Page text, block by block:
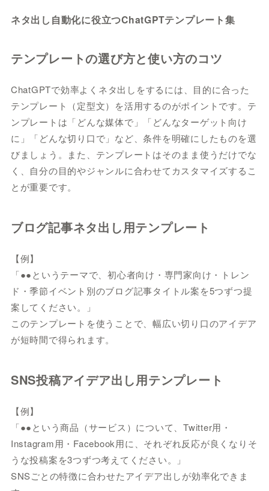
ネタ出し自動化に役立つChatGPTテンプレート集
テンプレートの選び方と使い方のコツ
ChatGPTで効率よくネタ出しをするには、目的に合った
テンプレート（定型文）を活用するのがポイントです。テ
ンプレートは「どんな媒体で」「どんなターゲット向け
に」「どんな切り口で」など、条件を明確にしたものを選
びましょう。また、テンプレートはそのまま使うだけでな
く、自分の目的やジャンルに合わせてカスタマイズするこ
とが重要です。
ブログ記事ネタ出し用テンプレート
【例】
「●●というテーマで、初心者向け・専門家向け・トレン
ド・季節イベント別のブログ記事タイトル案を5つずつ提
案してください。」
このテンプレートを使うことで、幅広い切り口のアイデア
が短時間で得られます。
SNS投稿アイデア出し用テンプレート
【例】
「●●という商品（サービス）について、Twitter用・
Instagram用・Facebook用に、それぞれ反応が良くなりそ
うな投稿案を3つずつ考えてください。」
SNSごとの特徴に合わせたアイデア出しが効率化できま